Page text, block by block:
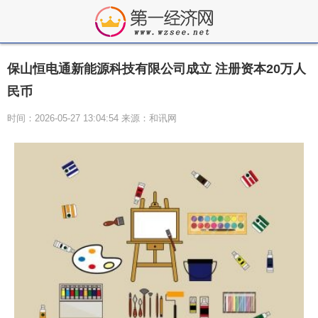
保山恒电通新能源科技有限公司成立 注册资本20万人
民币
时间：2026-05-27 13:04:54 来源：和讯网